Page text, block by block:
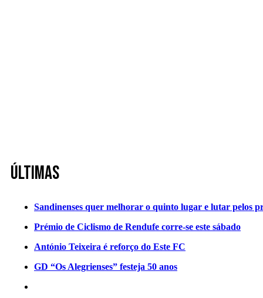
Últimas
Sandinenses quer melhorar o quinto lugar e lutar pelos
Prémio de Ciclismo de Rendufe corre-se este sábado
António Teixeira é reforço do Este FC
GD “Os Alegrienses” festeja 50 anos